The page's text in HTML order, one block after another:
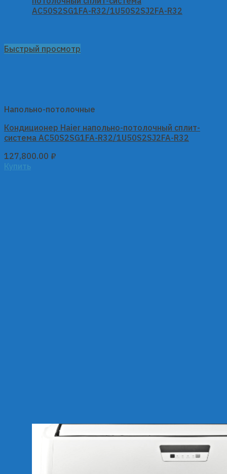
Быстрый просмотр
Напольно-потолочные
Кондиционер Haier напольно-потолочный сплит-
система AC50S2SG1FA-R32/1U50S2SJ2FA-R32
127,800.00 ₽
Купить